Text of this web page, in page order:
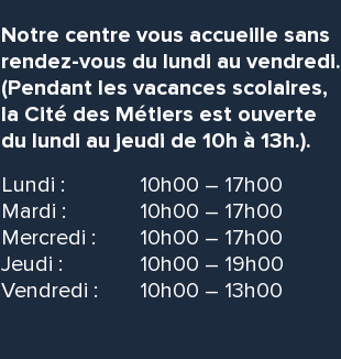
Notre centre vous accueille sans
rendez-vous du lundi au vendredi.
(Pendant les vacances scolaires,
la Cité des Métiers est ouverte
du lundi au jeudi de 10h à 13h.).
Lundi :
10h00 – 17h00
Mardi :
10h00 – 17h00
Mercredi :
10h00 – 17h00
Jeudi :
10h00 – 19h00
Vendredi :
10h00 – 13h00